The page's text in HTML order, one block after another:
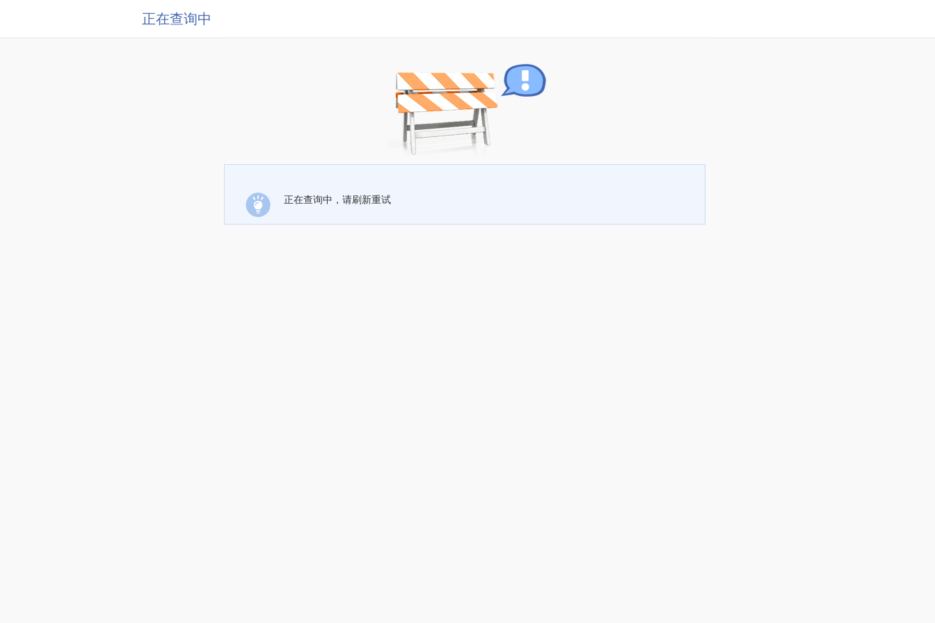
正在查询中
正在查询中，请刷新重试